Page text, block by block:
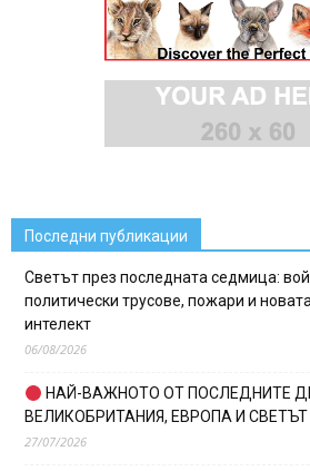
Последни публикации
Светът през последната седмица:
политически трусове, пожари и
интелект
06/08/2026
НАЙ-ВАЖНОТО ОТ ПОСЛЕДНИТЕ
ВЕЛИКОБРИТАНИЯ, ЕВРОПА И СВЕТЪТ
27/07/2026